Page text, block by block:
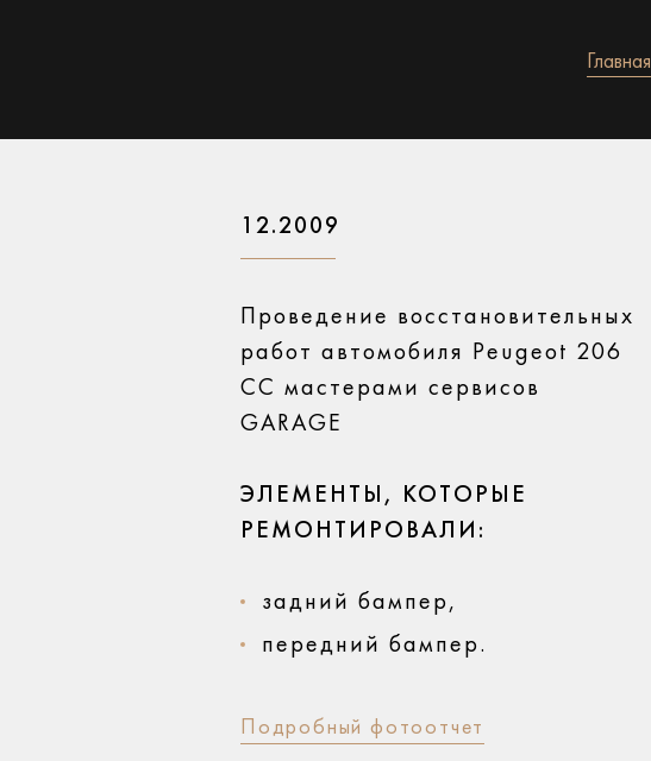
Главная
12.2009
Проведение восстановительных
работ автомобиля Peugeot 206
CC мастерами сервисов
GARAGE
ЭЛЕМЕНТЫ, КОТОРЫЕ
РЕМОНТИРОВАЛИ:
задний бампер,
передний бампер.
Подробный фотоотчет